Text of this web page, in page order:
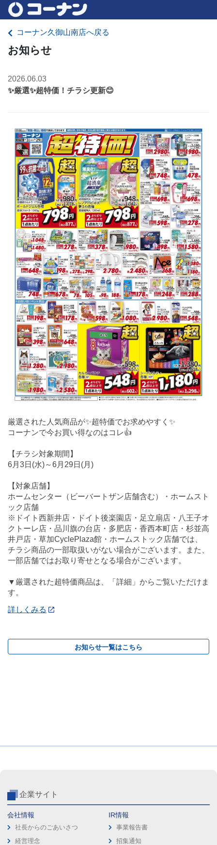
コーナン久御山南店へ戻る
お知らせ
2026.06.03
✨厳選✨超特価！チラシ更新😊
厳選された人気商品が✨超特価でお求めやすく✨
コーナンで今お買い得なのはコレ👍
【チラシ対象期間】
6月3日(水)～6月29日(月)
【対象店舗】
ホームセンター（ビーバートザン店舗含む）・ホームスト
ック店舗
※ドイト西新井店・ドイト後楽園店・足立扇店・八王子オ
クトーレ店・品川旗の台店・多肥店・香西本町店・杉並高
井戸店・草加CyclePlaza館・ホームストック店舗では、
チラシ商品の一部取扱いがない場合がございます。また、
一部店舗ではお取り寄せとなる場合がございます。
▼厳選された超特価商品は、「詳細」からご覧いただけま
す。
詳しくみる
お知らせ一覧はこちら
企業サイト
会社情報
社長からのごあいさつ
経営理念
IR情報
事業報告書
招集通知